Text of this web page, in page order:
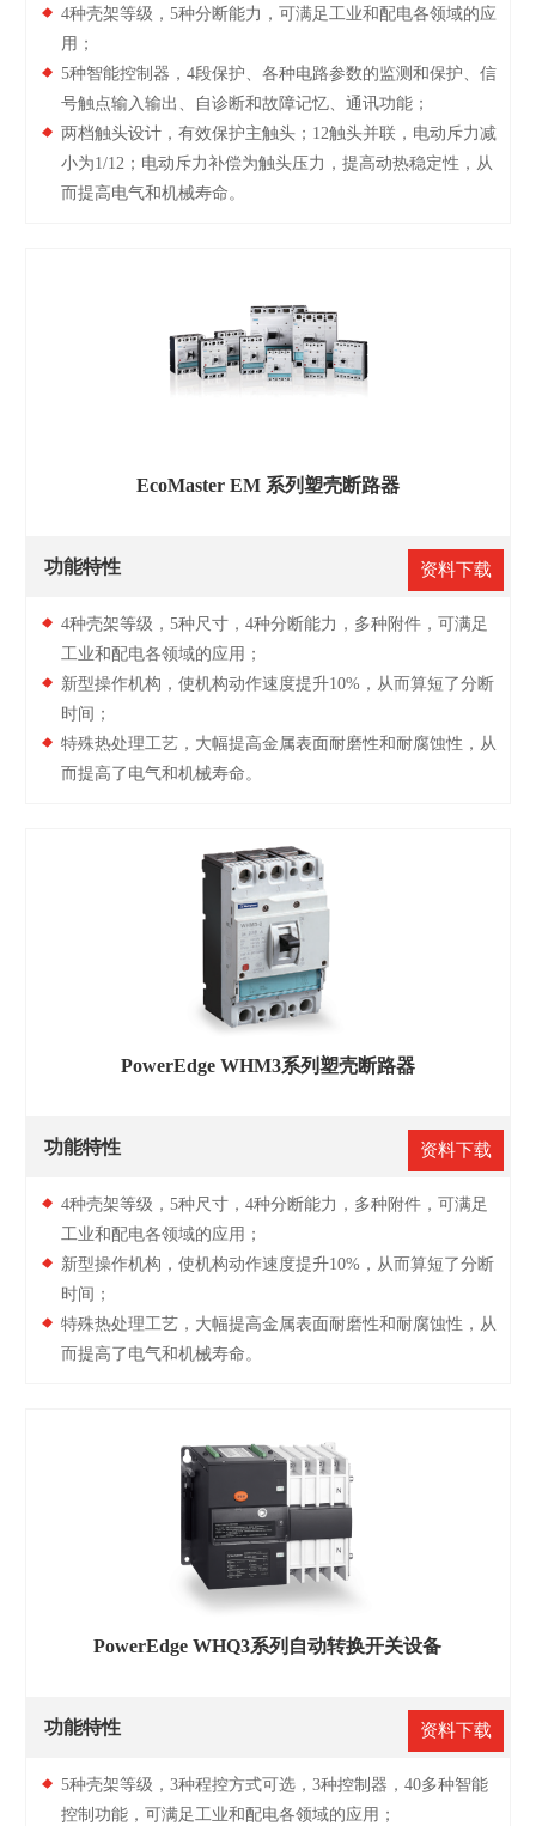
4种壳架等级，5种分断能力，可满足工业和配电各领域的应
用；
5种智能控制器，4段保护、各种电路参数的监测和保护、信
号触点输入输出、自诊断和故障记忆、通讯功能；
两档触头设计，有效保护主触头；12触头并联，电动斥力减
小为1/12；电动斥力补偿为触头压力，提高动热稳定性，从
而提高电气和机械寿命。
EcoMaster EM 系列塑壳断路器
资料下载
功能特性
4种壳架等级，5种尺寸，4种分断能力，多种附件，可满足
工业和配电各领域的应用；
新型操作机构，使机构动作速度提升10%，从而算短了分断
时间；
特殊热处理工艺，大幅提高金属表面耐磨性和耐腐蚀性，从
而提高了电气和机械寿命。
PowerEdge WHM3系列塑壳断路器
资料下载
功能特性
4种壳架等级，5种尺寸，4种分断能力，多种附件，可满足
工业和配电各领域的应用；
新型操作机构，使机构动作速度提升10%，从而算短了分断
时间；
特殊热处理工艺，大幅提高金属表面耐磨性和耐腐蚀性，从
而提高了电气和机械寿命。
PowerEdge WHQ3系列自动转换开关设备
资料下载
功能特性
5种壳架等级，3种程控方式可选，3种控制器，40多种智能
控制功能，可满足工业和配电各领域的应用；